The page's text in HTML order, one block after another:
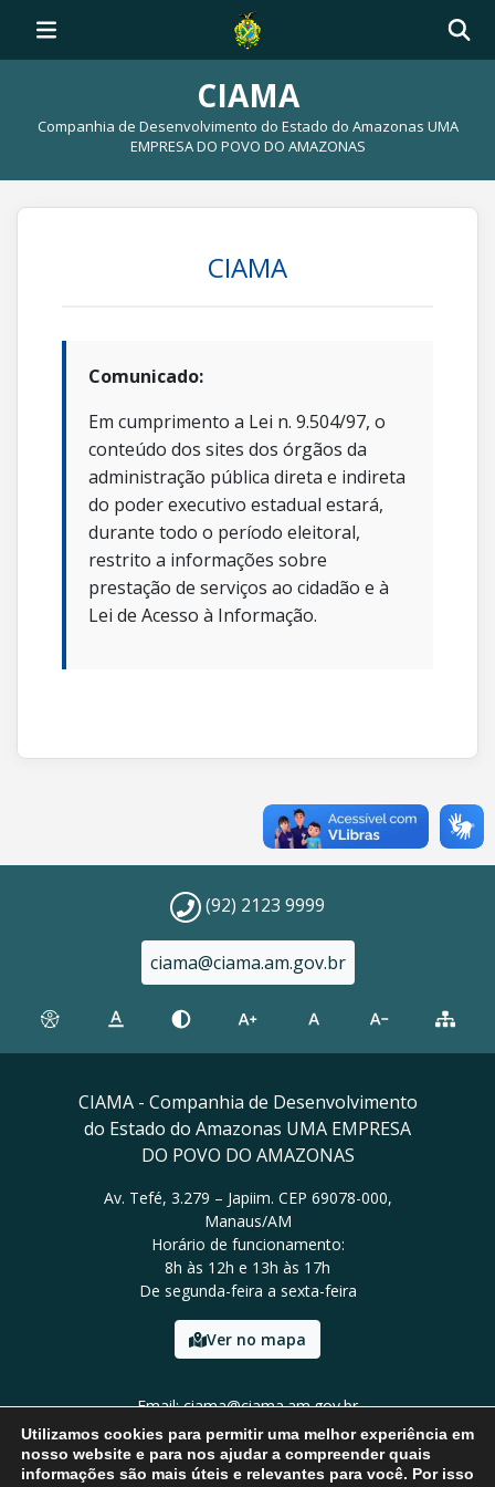
CIAMA
Companhia de Desenvolvimento do Estado do Amazonas UMA
EMPRESA DO POVO DO AMAZONAS
CIAMA
Comunicado:
Em cumprimento a Lei n. 9.504/97, o
conteúdo dos sites dos órgãos da
administração pública direta e indireta
do poder executivo estadual estará,
durante todo o período eleitoral,
restrito a informações sobre
prestação de serviços ao cidadão e à
Lei de Acesso à Informação.
(92) 2123 9999
ciama@ciama.am.gov.br
CIAMA - Companhia de Desenvolvimento
do Estado do Amazonas UMA EMPRESA
DO POVO DO AMAZONAS
Av. Tefé, 3.279 – Japiim. CEP 69078-000,
Manaus/AM
Horário de funcionamento:
8h às 12h e 13h às 17h
De segunda-feira a sexta-feira
Ver no mapa
Email: ciama@ciama.am.gov.br
Tel: (92) 2123 9999
Utilizamos cookies para permitir uma melhor experiência em
nosso website e para nos ajudar a compreender quais
informações são mais úteis e relevantes para você. Por isso